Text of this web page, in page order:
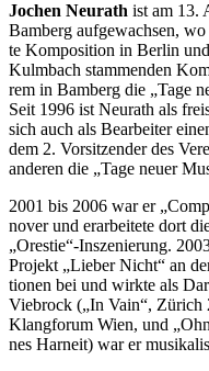
Jo­chen Neu­r­a­th ist am 13.
Bam­berg auf­ge­wach­sen,
te Kom­po­si­ti­on in Ber­lin
Kulm­bach stam­men­den
rem in Bam­berg die „Tage
Seit 1996 ist Neu­r­a­th als
sich auch als Be­ar­bei­ter
dem 2. Vor­sit­zen­der des
an­de­ren die „Tage neu­er
2001 bis 2006 war er
no­ver und er­ar­bei­te­te dort
„Orestie“-Inszenierung.
Pro­jekt „Lie­ber Nicht“ an
tio­nen bei und wirk­te als
Vie­b­rock („In Vain“, Zü­rich
Klang­fo­rum Wien, und
nes Harn­eit) war er